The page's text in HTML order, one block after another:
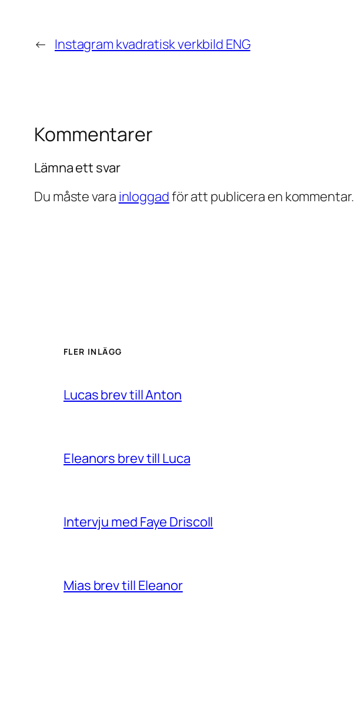
← Instagram kvadratisk verkbild ENG
Kommentarer
Lämna ett svar
Du måste vara inloggadför att publicera en kommentar.
FLER INLÄGG
Lucas brev till Anton
Eleanors brev till Luca
Intervju med Faye Driscoll
Mias brev till Eleanor